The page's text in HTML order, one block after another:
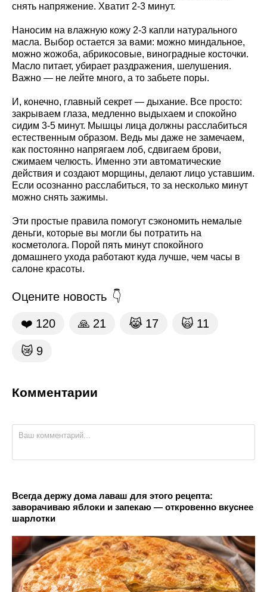
снять напряжение. Хватит 2-3 минут.
Наносим на влажную кожу 2-3 капли натурального
масла. Выбор остается за вами: можно миндальное,
можно жожоба, абрикосовые, виноградные косточки.
Масло питает, убирает раздражения, шелушения.
Важно — не лейте много, а то забьете поры.
И, конечно, главный секрет — дыхание. Все просто:
закрываем глаза, медленно выдыхаем и спокойно
сидим 3-5 минут. Мышцы лица должны расслабиться
естественным образом. Ведь мы даже не замечаем,
как постоянно напрягаем лоб, сдвигаем брови,
сжимаем челюсть. Именно эти автоматические
действия и создают морщины, делают лицо уставшим.
Если осознанно расслабиться, то за несколько минут
можно снять зажимы.
Эти простые правила помогут сэкономить немалые
деньги, которые вы могли бы потратить на
косметолога. Порой пять минут спокойного
домашнего ухода работают куда лучше, чем часы в
салоне красоты.
Оцените новость
❤️ 120 🙏 21 😹 17 🙀 11
😿 9
Комментарии
Всегда держу дома лаваш для этого рецепта:
заворачиваю яблоки и запекаю — откровенно вкуснее
шарлотки